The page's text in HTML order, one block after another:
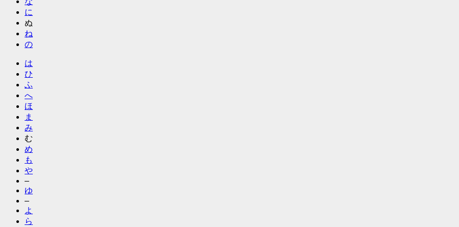
に
ぬ
ね
の
は
ひ
ふ
へ
ほ
ま
み
む
め
も
や
–
ゆ
–
よ
ら